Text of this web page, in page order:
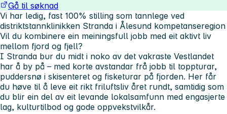
Gå til søknad
Vi har ledig, fast 100% stilling som tannlege ved
distriktstannklinikken Stranda i Ålesund kompetanseregion
Vil du kombinere ein meiningsfull jobb med eit aktivt liv
mellom fjord og fjell?
I Stranda bur du midt i noko av det vakraste Vestlandet
har å by på – med korte avstandar frå jobb til toppturar,
puddersnø i skisenteret og fisketurar på fjorden. Her får
du høve til å leve eit rikt friluftsliv året rundt, samtidig som
du blir ein del av eit levande lokalsamfunn med engasjerte
lag, kulturtilbod og gode oppvekstvilkår.